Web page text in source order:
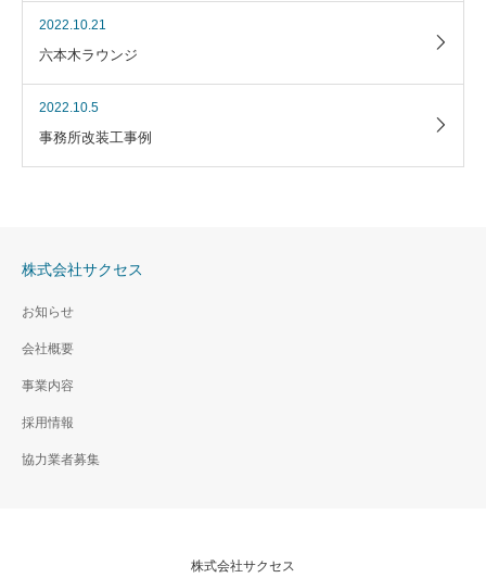
2022.10.21
六本木ラウンジ
2022.10.5
事務所改装工事例
株式会社サクセス
お知らせ
会社概要
事業内容
採用情報
協力業者募集
株式会社サクセス